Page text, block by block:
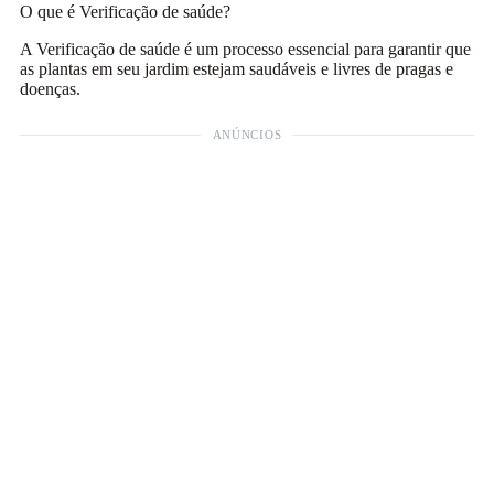
O que é Verificação de saúde?
A Verificação de saúde é um processo essencial para garantir que
as plantas em seu jardim estejam saudáveis e livres de pragas e
doenças.
ANÚNCIOS